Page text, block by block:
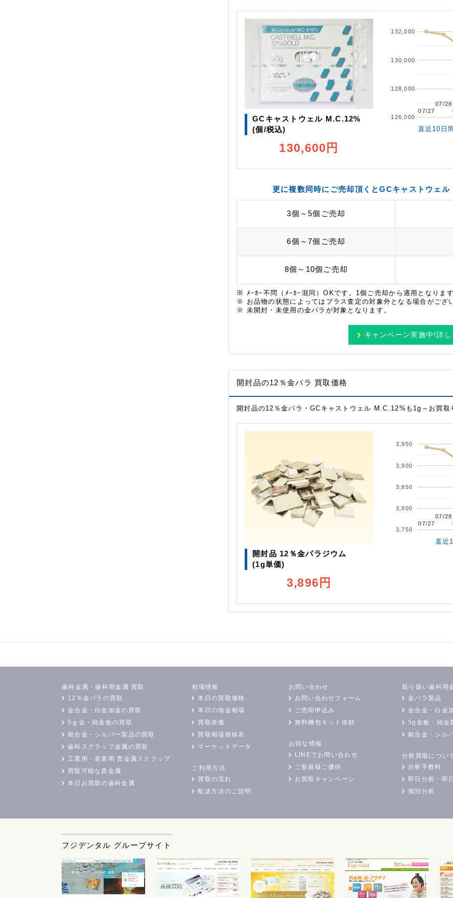
GCキャストウェル M.C.12%
(個/税込)
130,600円
07/27
07/27
07/28
07/28
126,000
128,000
130,000
132,000
直近10日
更に複数同時にご売却頂くとGCキャストウェ
3個～5個 ご売却
6個～7個 ご売却
8個～10個 ご売却
※ ﾒｰｶｰ不問（ﾒｰｶｰ混同）OKです。1個ご売却から適用となりま
※ お品物の状態によってはプラス査定の対象外となる場合がござ
※ 未開封・未使用の金パラが対象となります。
キャンペーン実施中!詳
開封品の12％金パラ 買取価格
開封品の12％金パラ・GCキャストウェル M.C.12%も1g～お買取
開封品 12％金パラジウム
(1g単価)
3,896円
07/27
07/27
07/28
07/28
3,750
3,800
3,850
3,900
3,950
直近
歯科金属・歯科用金属 買取
12％金パラの買取
金合金・白金加金の買取
5ｇ金・純金板の買取
銀合金・シルバー製品の買取
歯科スクラップ金属の買取
工業用・産業用 貴金属スクラップ
買取可能な貴金属
本日お買取の歯科金属
相場情報
本日の買取価格
本日の地金相場
買取単価
買取相場推移表
マーケットデータ
ご利用方法
買取の流れ
配送方法のご説明
お問い合わせ
お問い合わせフォーム
ご売却申込み
無料梱包キット依頼
お得な情報
LINEでお問い合わせ
ご新規様ご優待
お買取キャンペーン
取り扱い歯科用
金パラ製品
金合金・白金
5g金板・純金
銀合金・シル
分析買取につい
分析手数料
即日分析・即
個別分析
フジデンタル グループサイト